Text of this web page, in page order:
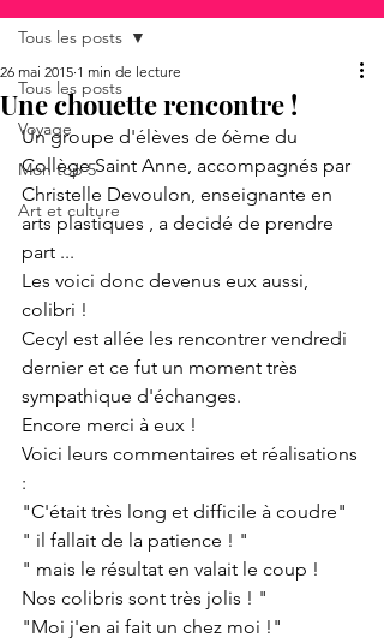
Tous les posts
Voyage
Mon top 5
Art et culture
Tous les posts
Une chouette rencontre !
26 mai 2015 1 min de lecture
Un groupe d'élèves de 6ème du
Collège Saint Anne, accompagnés par
Christelle Devoulon, enseignante en
arts plastiques , a decidé de prendre
part ...
Les voici donc devenus eux aussi,
colibri !
Cecyl est allée les rencontrer vendredi
dernier et ce fut un moment très
sympathique d'échanges.
Encore merci à eux !
Voici leurs commentaires et réalisations
:
"C'était très long et difficile à coudre"
" il fallait de la patience ! "
" mais le résultat en valait le coup !
Nos colibris sont très jolis ! "
"Moi j'en ai fait un chez moi !"